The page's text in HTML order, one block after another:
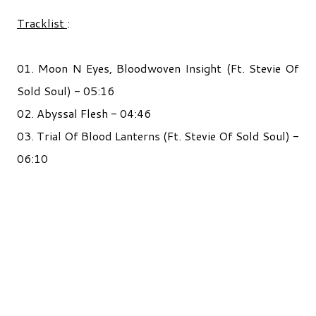
Tracklist :
01. Moon N Eyes, Bloodwoven Insight (Ft. Stevie Of
Sold Soul) - 05:16
02. Abyssal Flesh - 04:46
03. Trial Of Blood Lanterns (Ft. Stevie Of Sold Soul) -
06:10